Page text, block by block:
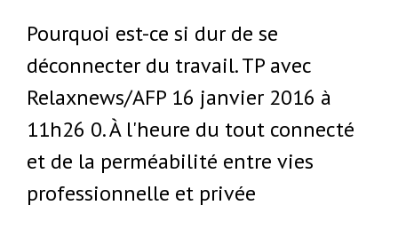
Pourquoi est-ce si dur de se
déconnecter du travail. TP avec
Relaxnews/AFP 16 janvier 2016 à
11h26 0. À l'heure du tout connecté
et de la perméabilité entre vies
professionnelle et privée